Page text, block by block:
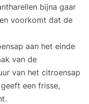
bijna gaar
voorkomt dat de
aan het einde
van de
van het citroensap
een frisse,